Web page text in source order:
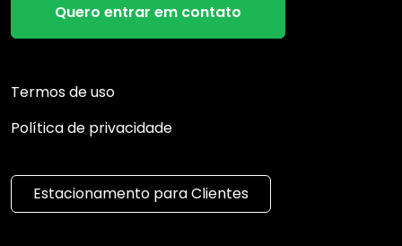
Quero entrar em contato
Termos de uso
Política de privacidade
Estacionamento para Clientes